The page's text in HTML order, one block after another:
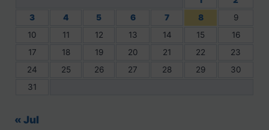
3
4 5 6 7 8
9
10
11 12 13 14 15
16
17
18 19 20 21 22
23
24
25 26 27 28 29
30
31
« Jul